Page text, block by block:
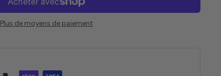
Plus de moyens de paiement